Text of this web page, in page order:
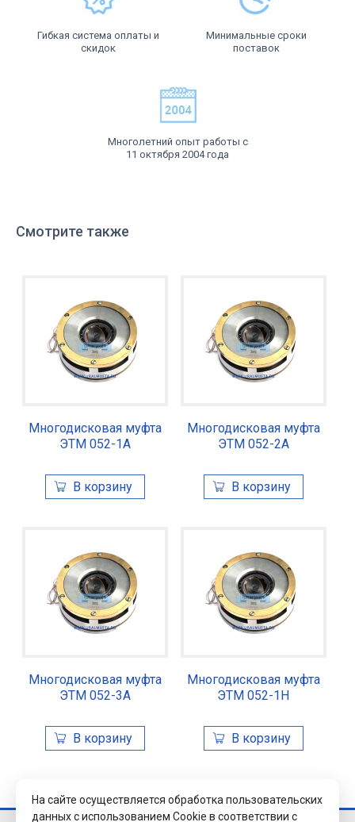
Гибкая система оплаты и
скидок
Минимальные сроки
поставок
Многолетний опыт работы с
11 октября 2004 года
Смотрите также
Многодисковая муфта
ЭТМ 052-1А
Многодисковая муфта
ЭТМ 052-2А
Многодисковая муфта
ЭТМ 052-3А
Многодисковая муфта
ЭТМ 052-1Н
На сайте осуществляется обработка пользовательских
данных с использованием Cookie в соответствии с